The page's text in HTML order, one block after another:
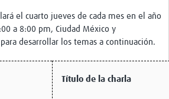
Asistido
en bases … alertas PubMed
el cuarto jueves de cada mes en el año
a 8:00 pm, Ciudad México y
desarrollar los temas a continuación.
Título de la charla